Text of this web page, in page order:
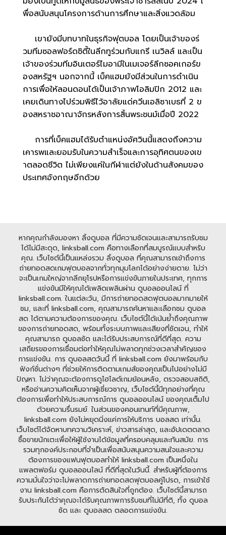
พื่อสนับสนุนโครงการด้านการศึกษาและสิ่งแวดล้อม
เขายังมีบทบาทในธุรกิจฟุตบอล โดยเป็นเจ้าของร่
วมทีมซอลฟอร์ดซิตี้ในลีกทูร่วมกับแกรี เนวิลล์ และเป็น
เจ้าของร่วมทีมอินเตอร์ไมอามีในเมเจอร์ลีกซอคเกอร์ข
องสหรัฐฯ นอกจากนี้ เบ็คแฮมยังมีส่วนในการดำเนิน
การเพื่อให้ลอนดอนได้เป็นเจ้าภาพโอลิมปิก 2012 และ
เคยเดินทางไปร่วมพิธีไว้อาลัยแด่ควีนเอลิซาเบธที่ 2 ข
องสหราชอาณาจักรหลังการสิ้นพระชนม์เมื่อปี 2022
การที่เบ็คแฮมได้รับตำแหน่งอัศวินนี้แสดงถึงความ
เคารพและยอมรับในความสำเร็จและการอุทิศตนของเข
าตลอดชีวิต ไม่เพียงแค่ในกีฬาแต่ยังในด้านสังคมของ
ประเทศอังกฤษอีกด้วย
หากคุณกำลังมองหา ลิ้งดูบอล ที่มีความชัดเจนและสามารถรับชม
ได้ไม่มีสะดุด, linksball.com คือทางเลือกที่สมบูรณ์แบบสำหรับ
คุณ. เว็บไซต์นี้เป็นแหล่งรวม ลิ้งดูบอล ที่คุณสามารถเข้าถึงการ
ถ่ายทอดสดเกมฟุตบอลจากทั่วทุกมุมโลกได้อย่างง่ายดาย. ไม่ว่า
จะเป็นเกมใหญ่จากลีกยุโรปหรือการแข่งขันภายในประเทศ, ทุกการ
แข่งขันมีให้คุณได้เพลิดเพลินผ่าน ดูบอลออนไลน์ ที่
linksball.com. ในแต่ละวัน, มีการถ่ายทอดสดฟุตบอลมากมายให้
ชม, และที่ linksball.com, คุณสามารถค้นหาและเลือกชม ดูบอล
สด ได้ตามความต้องการของคุณ. เว็บไซต์นี้ได้เน้นย้ำถึงคุณภาพ
ของการถ่ายทอดสด, พร้อมทั้งระบบภาพและเสียงที่ชัดเจน, ทำให้
คุณสามารถ ดูบอลชัด และได้รับประสบการณ์ที่ดีที่สุด. ความ
เสถียรของการเชื่อมต่อทำให้คุณไม่พลาดทุกช่วงเวลาสำคัญของ
การแข่งขัน. การ ดูบอลสดวันนี้ ที่ linksball.com ยังมาพร้อมกับ
ฟังก์ชั่นต่างๆ ที่ช่วยให้การติดตามเกมส์ของคุณเป็นไปอย่างไม่มี
ปัญหา. ไม่ว่าคุณจะต้องการดูไฮไลต์เกมย้อนหลัง, ตรวจสอบสถิติ,
หรืออ่านความคิดเห็นจากผู้เชี่ยวชาญ, เว็บไซต์นี้มีทุกอย่างที่คุณ
ต้องการเพื่อทำให้ประสบการณ์การ ดูบอลออนไลน์ ของคุณเต็มไป
ด้วยความรื่นรมย์. ในส่วนของคอนเทนท์ที่มีคุณภาพ,
linksball.com ยังไม่หยุดนิ่งแค่การให้บริการ บอลสด เท่านั้น.
เว็บไซต์ได้จัดหาบทความวิเคราะห์, ข่าวสารล่าสุด, และอัปเดตตลาด
ซื้อขายนักเตะเพื่อให้ผู้ใช้งานได้ข้อมูลที่ครอบคลุมและทันสมัย. การ
รวมทุกองค์ประกอบที่จำเป็นเพื่อสนับสนุนความสนใจและความ
ต้องการของแฟนฟุตบอลทำให้ linksball.com เป็นหนึ่งใน
แพลตฟอร์ม ดูบอลออนไลน์ ที่ดีที่สุดในวันนี้. สำหรับผู้ที่ต้องการ
ความมั่นใจว่าจะไม่พลาดการถ่ายทอดสดฟุตบอลคู่โปรด, การเข้าใช้
งาน linksball.com คือการตัดสินใจที่ถูกต้อง. เว็บไซต์นี้สามารถ
รับประกันได้ว่าคุณจะได้รับคุณภาพการรับชมที่ไม่มีที่ติ, ทั้ง ดูบอล
ชัด และ ดูบอลสด ตลอดการแข่งขัน.